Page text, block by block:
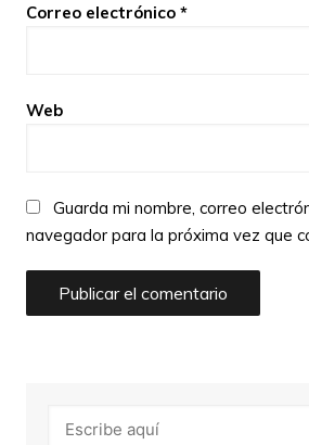
Correo electrónico *
Web
Guarda mi nombre, correo
navegador para la próxima vez que